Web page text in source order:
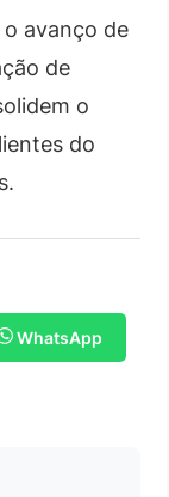
avanço de
de
o
do
WhatsApp